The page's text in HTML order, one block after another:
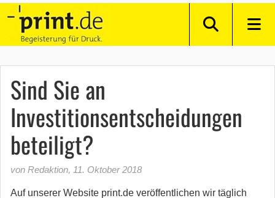
Sind Sie an
Investitionsentscheidungen
beteiligt?
von Redaktion, 11. Oktober 2018
Auf unserer Website print.de veröffentlichen wir täglich